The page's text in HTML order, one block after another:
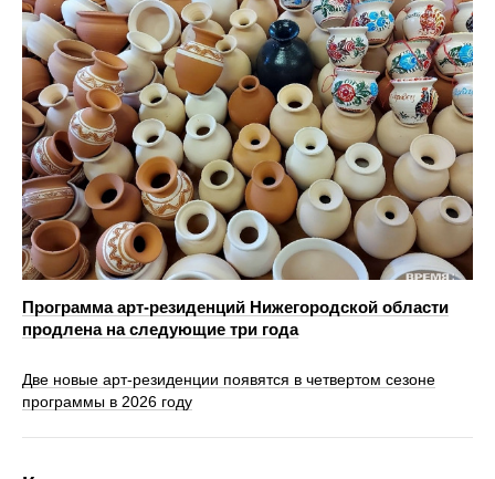
Программа арт-резиденций Нижегородской области
продлена на следующие три года
Две новые арт-резиденции появятся в четвертом сезоне
программы в 2026 году